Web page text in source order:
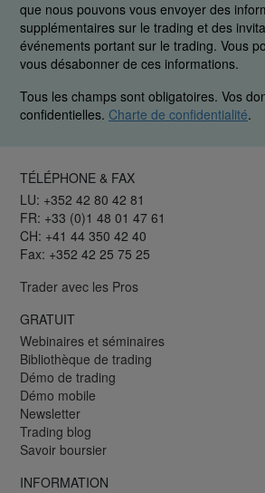
que nous pouvons vous envoyer des
supplémentaires sur le trading et des
événements portant sur le trading. Vous
vous désabonner de ces informations.
Tous les champs sont obligatoires. Vos
confidentielles. Charte de confidentialité.
TÉLÉPHONE & FAX
LU: +352 42 80 42 81
FR: +33 (0)1 48 01 47 61
CH: +41 44 350 42 40
Fax: +352 42 25 75 25
Trader avec les Pros
GRATUIT
Webinaires et séminaires
Bibliothèque de trading
Démo de trading
Démo mobile
Newsletter
Trading blog
Savoir boursier
INFORMATION